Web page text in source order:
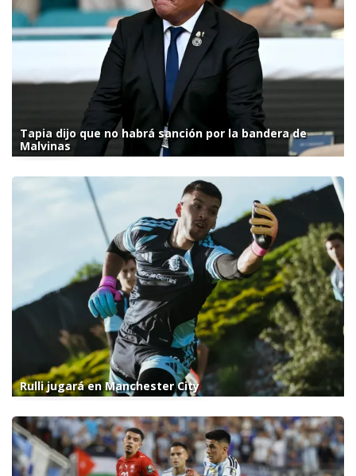
Tapia dijo que no habrá sanción por la bandera de
Malvinas
Rulli jugará en Manchester City